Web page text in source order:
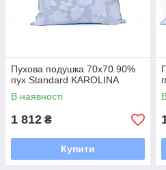
Пухова подушка 70x70 90%
пух Standard KAROLINA
В наявності
1 812 ₴
Купити